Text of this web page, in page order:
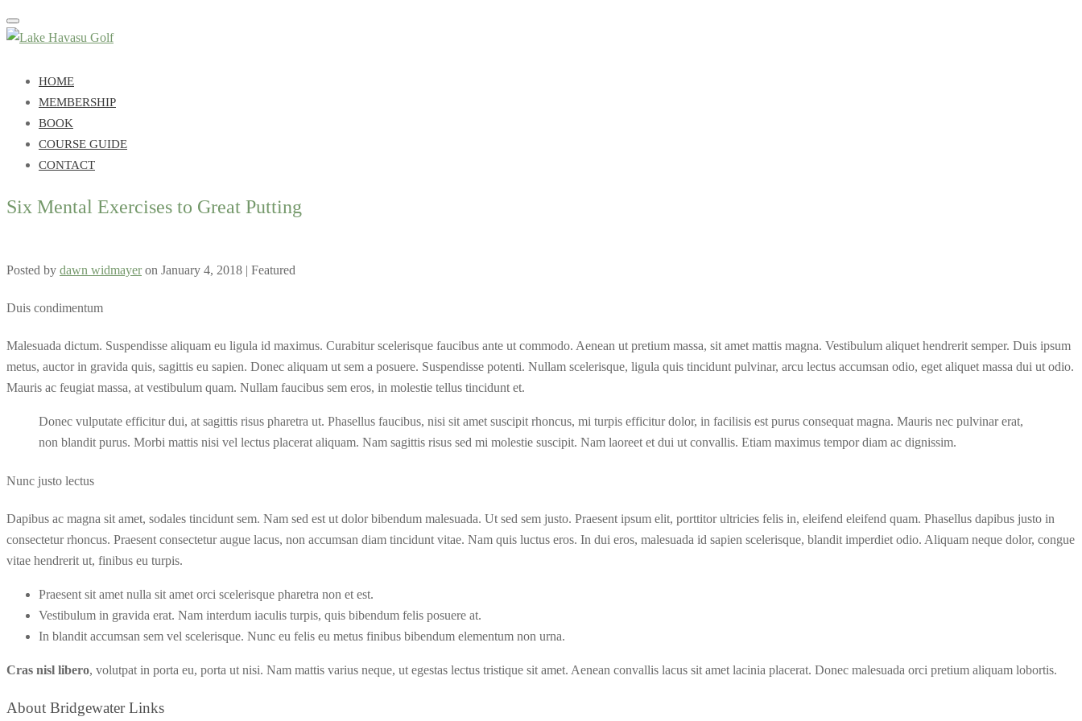
Toggle
navigation
HOME
MEMBERSHIP
BOOK
COURSE GUIDE
CONTACT
Six Mental Exercises to Great Putting
Posted by dawn widmayer on January 4, 2018 | Featured
Duis condimentum
Malesuada dictum. Suspendisse aliquam eu ligula id maximus. Curabitur scelerisque faucibus ante ut commodo. Aenean ut pretium massa, sit amet mattis magna. Vestibulum aliquet hendrerit semper. Duis ipsum
metus, auctor in gravida quis, sagittis eu sapien. Donec aliquam ut sem a posuere. Suspendisse potenti. Nullam scelerisque, ligula quis tincidunt pulvinar, arcu lectus accumsan odio, eget aliquet massa dui ut odio.
Mauris ac feugiat massa, at vestibulum quam. Nullam faucibus sem eros, in molestie tellus tincidunt et.
Donec vulputate efficitur dui, at sagittis risus pharetra ut. Phasellus faucibus, nisi sit amet suscipit rhoncus, mi turpis efficitur dolor, in facilisis est purus consequat magna. Mauris nec pulvinar erat,
non blandit purus. Morbi mattis nisi vel lectus placerat aliquam. Nam sagittis risus sed mi molestie suscipit. Nam laoreet et dui ut convallis. Etiam maximus tempor diam ac dignissim.
Nunc justo lectus
Dapibus ac magna sit amet, sodales tincidunt sem. Nam sed est ut dolor bibendum malesuada. Ut sed sem justo. Praesent ipsum elit, porttitor ultricies felis in, eleifend eleifend quam. Phasellus dapibus justo in
consectetur rhoncus. Praesent consectetur augue lacus, non accumsan diam tincidunt vitae. Nam quis luctus eros. In dui eros, malesuada id sapien scelerisque, blandit imperdiet odio. Aliquam neque dolor, congue
vitae hendrerit ut, finibus eu turpis.
Praesent sit amet nulla sit amet orci scelerisque pharetra non et est.
Vestibulum in gravida erat. Nam interdum iaculis turpis, quis bibendum felis posuere at.
In blandit accumsan sem vel scelerisque. Nunc eu felis eu metus finibus bibendum elementum non urna.
Cras nisl libero, volutpat in porta eu, porta ut nisi. Nam mattis varius neque, ut egestas lectus tristique sit amet. Aenean convallis lacus sit amet lacinia placerat. Donec malesuada orci pretium aliquam lobortis.
About Bridgewater Links